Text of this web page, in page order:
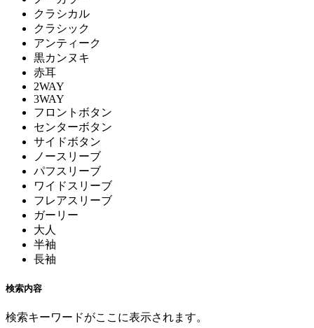
クラシカル
クラシック
アンティーク
黒カンヌキ
赤耳
2WAY
3WAY
フロントボタン
センターボタン
サイドボタン
ノースリーブ
パフスリーブ
ワイドスリーブ
フレアスリーブ
ガーリー
大人
半袖
長袖
検索内容
検索キーワードがここに表示されます。